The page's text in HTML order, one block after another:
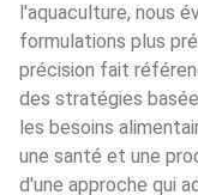
l'aquaculture, nous
formulations plus
précision fait
des stratégies
les besoins
une santé et une
d'une approche qui